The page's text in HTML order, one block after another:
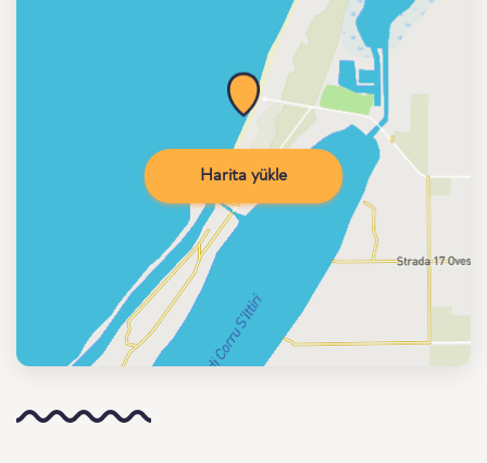
Harita yükle